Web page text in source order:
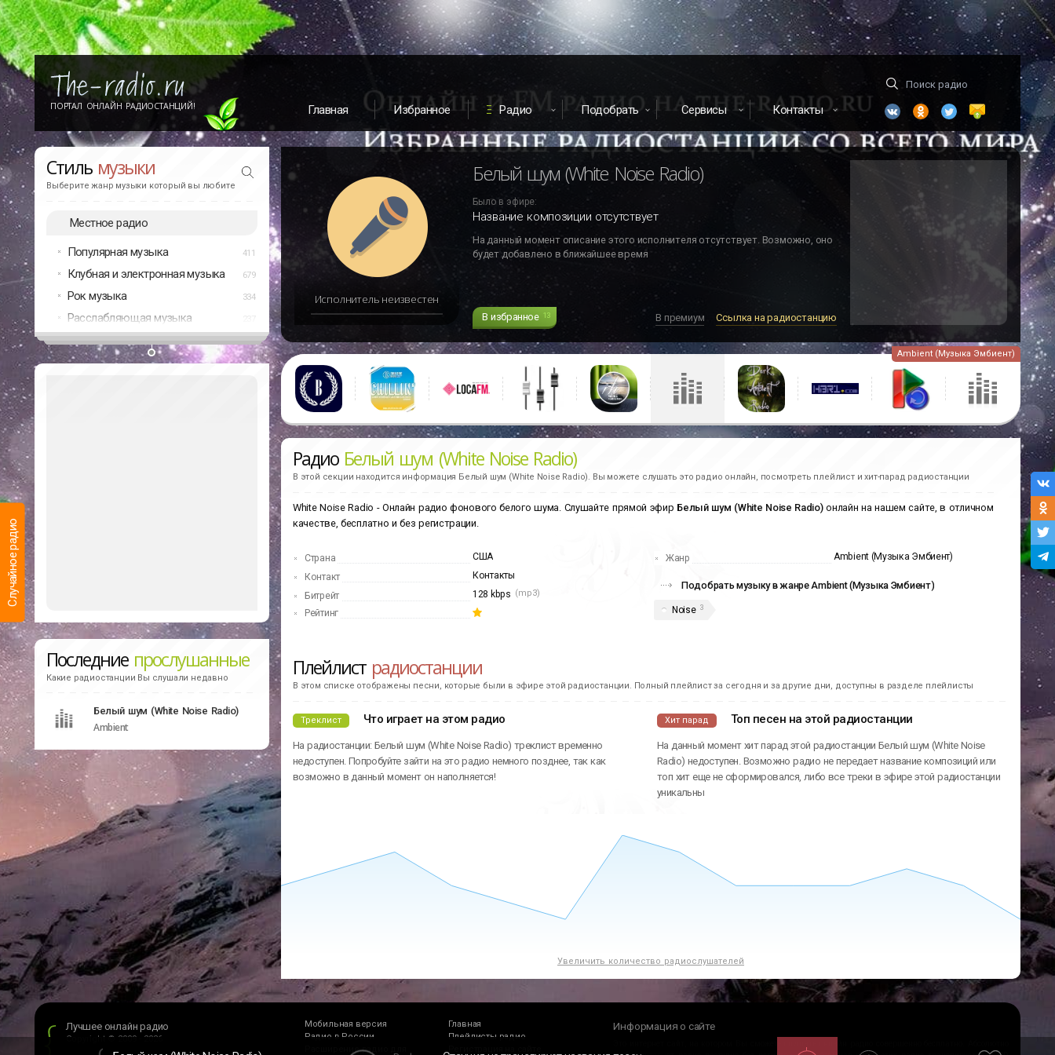
Случайное радио
ПОРТАЛ ОНЛАЙН РАДИОСТАНЦИЙ! Главная Избранное Радио Подобрать Сервисы Контакты
Стиль музыки
Выберите жанр музыки который вы любите
Местное радио
Популярная музыка 411
Клубная и электронная музыка 679
Рок музыка 334
Расслабляющая музыка
Последние прослушанные
Какие радиостанции Вы слушали недавно
Белый шум (White Noise Radio)
Ambient
Исполнитель неизвестен
Белый шум (White Noise Radio)
Было в эфире:
Название композиции отсутствует
На данный момент описание этого исполнителя отсутствует. Возможно, оно
будет добавлено в ближайшее время
В избранное 13 В премиум Ссылка на радиостанцию
Ambient (Музыка Эмбиент)
Радио Белый шум (White Noise Radio)
В этой секции находится информация Белый шум (White Noise Radio). Вы можете слушать это радио онлайн, посмотреть плейлист и хит-парад радиостанции
White Noise Radio - Онлайн радио фонового белого шума. Слушайте прямой эфир Белый шум (White Noise Radio)онлайн на нашем сайте, в отличном
качестве, бесплатно и без регистрации.
Страна
США
Контакт
Контакты
Битрейт
128 kbps (mp3)
Рейтинг
Жанр Ambient (Музыка Эмбиент)
Подобрать музыку в жанре Ambient (Музыка Эмбиент)
Noise 3
Плейлист радиостанции
В этом списке отображены песни, которые были в эфире этой радиостанции. Полный плейлист за сегодня и за другие дни, доступны в разделе плейлисты
Треклист Что играет на этом радио
На радиостанции: Белый шум (White Noise Radio) треклист временно
недоступен. Попробуйте зайти на это радио немного позднее, так как
возможно в данный момент он наполняется!
Хит парад Топ песен на этой радиостанции
На данный момент хит парад этой радиостанции Белый шум (White Noise
Radio) недоступен. Возможно радио не передает название композиций или
топ хит еще не сформировался, либо все треки в эфире этой радиостанции
уникальны
Увеличить количество радиослушателей
Лучшее онлайн радио
Copyright © 2009 - 2026
Мобильная версия
Главная
Радио в России
Плейлисты радио
Расширение радио для
Информация о сайте